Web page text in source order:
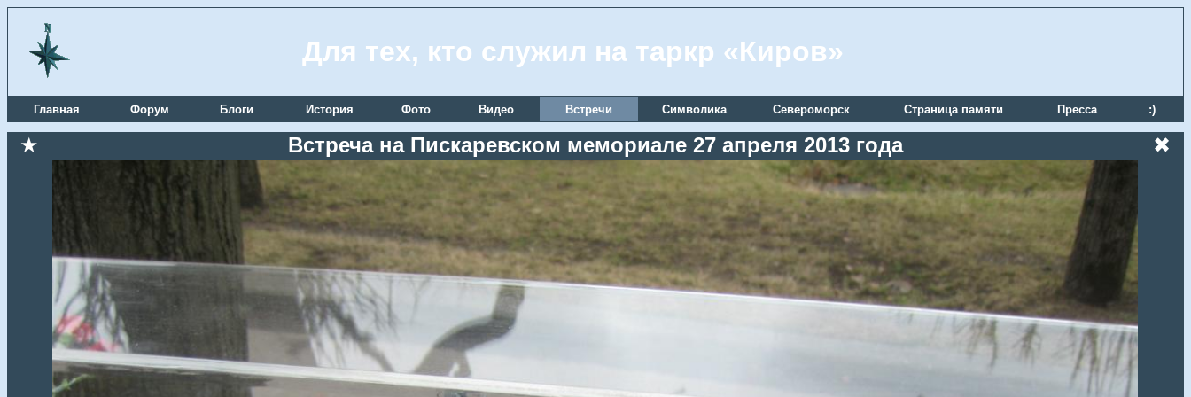
Для тех, кто служил на таркр «Киров»
Главная Форум Блоги История Фото Видео Встречи Символика Североморск Страница памяти Пресса :)
★ Встреча на Пискаревском мемориале 27 апреля 2013 года ✖